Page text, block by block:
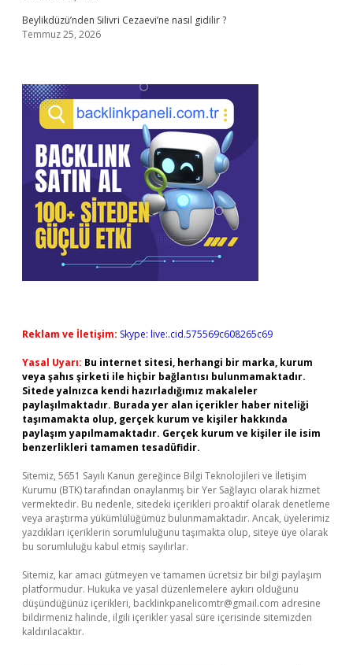
Beylikdüzü’nden Silivri Cezaevi’ne nasıl gidilir ?
Temmuz 25, 2026
Reklam ve İletişim: Skype: live:.cid.575569c608265c69
Yasal Uyarı: Bu internet sitesi, herhangi bir marka, kurum
veya şahıs şirketi ile hiçbir bağlantısı bulunmamaktadır.
Sitede yalnızca kendi hazırladığımız makaleler
paylaşılmaktadır. Burada yer alan içerikler haber niteliği
taşımamakta olup, gerçek kurum ve kişiler hakkında
paylaşım yapılmamaktadır. Gerçek kurum ve kişiler ile isim
benzerlikleri tamamen tesadüfidir.
Sitemiz, 5651 Sayılı Kanun gereğince Bilgi Teknolojileri ve İletişim
Kurumu (BTK) tarafından onaylanmış bir Yer Sağlayıcı olarak hizmet
vermektedir. Bu nedenle, sitedeki içerikleri proaktif olarak denetleme
veya araştırma yükümlülüğümüz bulunmamaktadır. Ancak, üyelerimiz
yazdıkları içeriklerin sorumluluğunu taşımakta olup, siteye üye olarak
bu sorumluluğu kabul etmiş sayılırlar.
Sitemiz, kar amacı gütmeyen ve tamamen ücretsiz bir bilgi paylaşım
platformudur. Hukuka ve yasal düzenlemelere aykırı olduğunu
düşündüğünüz içerikleri, backlinkpanelicomtr@gmail.com adresine
bildirmeniz halinde, ilgili içerikler yasal süre içerisinde sitemizden
kaldırılacaktır.